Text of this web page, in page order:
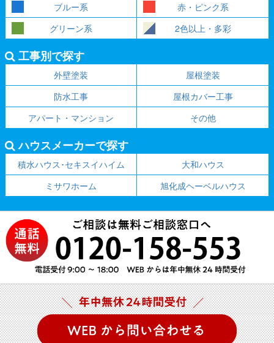
ブルー系
赤・ピンク系
グリーン系
2色以上・多彩
工事別で探す
外壁塗装
屋根塗装
防水工事
屋根カバー工事
アパート・マンション
その他
ハウスメーカーで探す
積水ハウス･セキスイハイム
大和ハウス
ミサワホーム
旭化成ヘーベルハウス